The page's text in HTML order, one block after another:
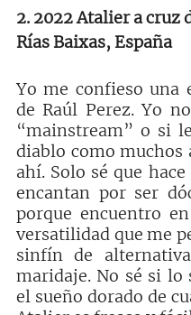
2. 2022 Atalier a cruz
Rías Baixas, España
Yo me confieso una
de Raúl Perez. Yo
“mainstream” o si
diablo como muchos
ahí. Solo sé que
encantan por ser
porque encuentro
versatilidad que me
sinfín de
maridaje. No sé si lo
el sueño dorado de